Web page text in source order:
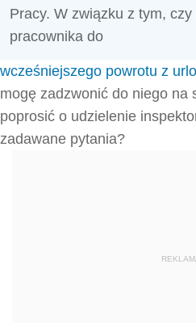
Pracy. W związku z tym,
pracownika do
wcześniejszego powrotu z
mogę zadzwonić do niego na
poprosić o udzielenie
zadawane pytania?